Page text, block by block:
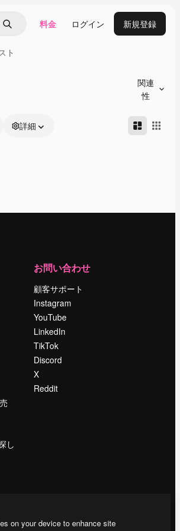
で検索
検索 料金 ログイン 新規登録
ト
関連
性
詳細
し
お問い合わせ
顧客サポート
Instagram
YouTube
LinkedIn
TikTok
Discord
X
Reddit
on your device to enhance site